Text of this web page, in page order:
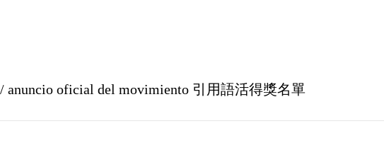
/ anuncio oficial del movimiento 引用語活得獎名單